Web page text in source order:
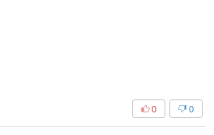
0
0